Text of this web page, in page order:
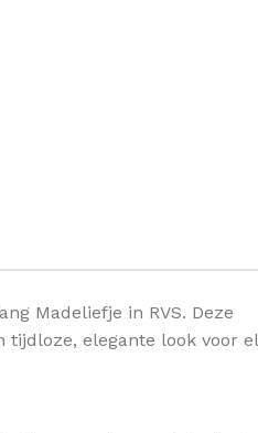
Madeliefje in RVS. Deze
elegante look voor